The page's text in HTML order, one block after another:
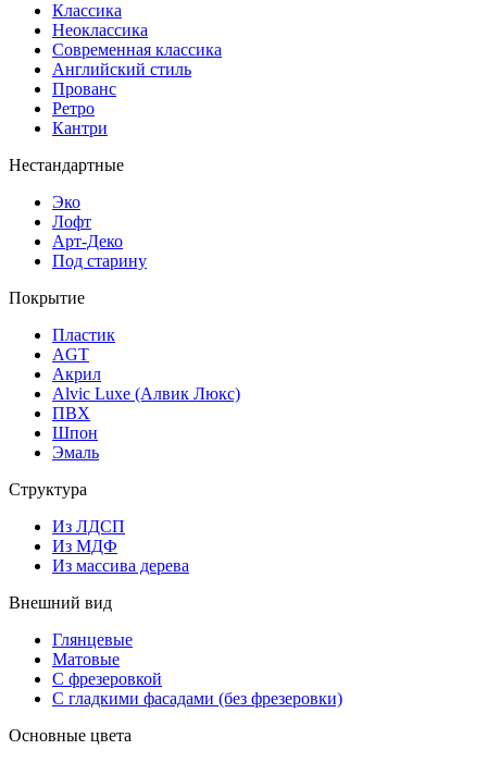
Классика
Неоклассика
Современная классика
Английский стиль
Прованс
Ретро
Кантри
Нестандартные
Эко
Лофт
Арт-Деко
Под старину
Покрытие
Пластик
AGT
Акрил
Alvic Luxe (Алвик Люкс)
ПВХ
Шпон
Эмаль
Структура
Из ЛДСП
Из МДФ
Из массива дерева
Внешний вид
Глянцевые
Матовые
С фрезеровкой
С гладкими фасадами (без фрезеровки)
Основные цвета